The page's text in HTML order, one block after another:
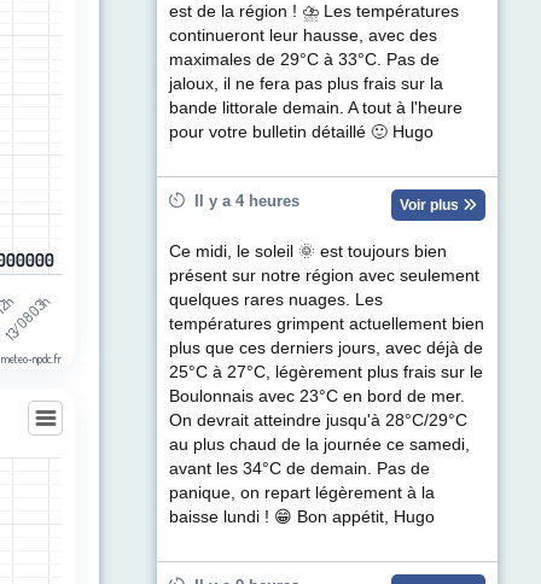
de précipitations (mm). Data ranges from 0 to 0.4.
0
00
00
00
00
0
13/08 03h
meteo-npdc.fr
(km/h). Data ranges from 3 to 73.
est de la région ! ⛈ Les températures
continueront leur hausse, avec des
maximales de 29°C à 33°C. Pas de
jaloux, il ne fera pas plus frais sur la
bande littorale demain. A tout à l'heure
pour votre bulletin détaillé 🙂 Hugo
Il y a 4 heures Voir plus
Ce midi, le soleil 🌞 est toujours bien
présent sur notre région avec seulement
quelques rares nuages. Les
températures grimpent actuellement bien
plus que ces derniers jours, avec déjà de
25°C à 27°C, légèrement plus frais sur le
Boulonnais avec 23°C en bord de mer.
On devrait atteindre jusqu'à 28°C/29°C
au plus chaud de la journée ce samedi,
avant les 34°C de demain. Pas de
panique, on repart légèrement à la
baisse lundi ! 😁 Bon appétit, Hugo